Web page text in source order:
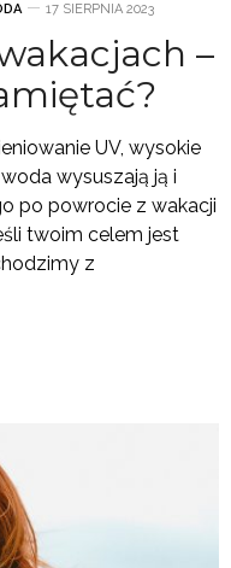
17 SIERPNIA 2023
–
UV, wysokie
wysuszają ją i
po powrocie z wakacji
twoim celem jest
z